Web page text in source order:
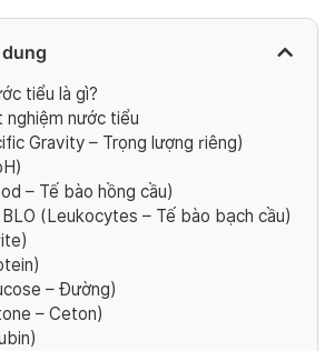
tiểu là gì?
nghiệm nước tiểu
Gravity – Trọng lượng riêng)
– Tế bào hồng cầu)
BLO (Leukocytes – Tế bào bạch cầu)
– Đường)
– Ceton)